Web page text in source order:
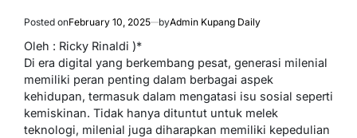
Posted onFebruary 10, 2025 byAdmin Kupang Daily
Oleh : Ricky Rinaldi )*
Di era digital yang berkembang pesat, generasi milenial
memiliki peran penting dalam berbagai aspek
kehidupan, termasuk dalam mengatasi isu sosial seperti
kemiskinan. Tidak hanya dituntut untuk melek
teknologi, milenial juga diharapkan memiliki kepedulian